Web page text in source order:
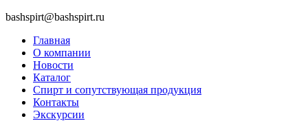
bashspirt@bashspirt.ru
Главная
О компании
Новости
Каталог
Спирт и сопутствующая продукция
Контакты
Экскурсии